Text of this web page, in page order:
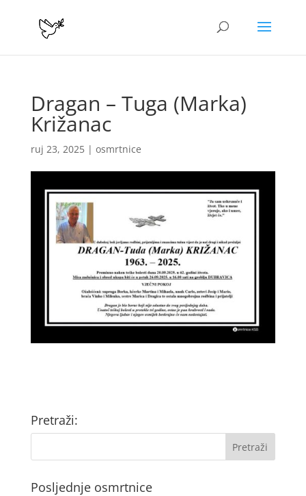
Dragan – Tuga (Marka)
Križanac
ruj 23, 2025| osmrtnice
Pretraži:
Posljednje osmrtnice